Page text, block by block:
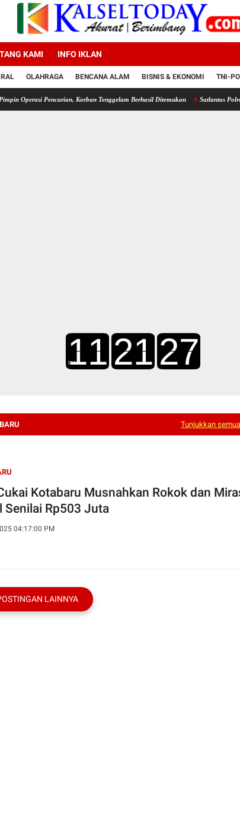
KAMI INFO IKLAN
OLAHRAGA BENCANA ALAM BISNIS & EKONOMI TNI-
Pencarian, Korban Tenggelam Berhasil Ditemukan Satlantas Polres HSU
Tunjukkan semua
Kotabaru Musnahkan Rokok dan
Senilai Rp503 Juta
04:17:00 PM
LAINNYA